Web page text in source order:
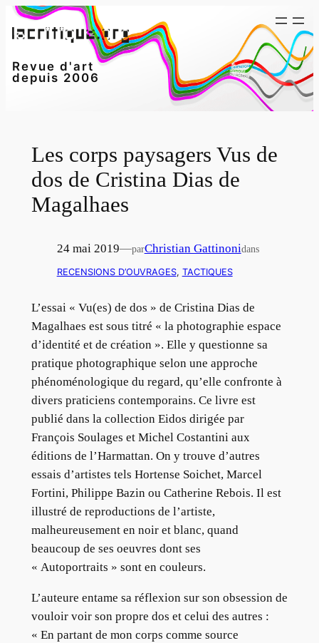
Aller
au
Revue d'art
depuis 2006
Les corps paysagers Vus de
dos de Cristina Dias de
Magalhaes
24 mai 2019—parChristian Gattinonidans
RECENSIONS D’OUVRAGES, TACTIQUES
L’essai « Vu(es) de dos » de Cristina Dias de
Magalhaes est sous titré « la photographie espace
d’identité et de création ». Elle y questionne sa
pratique photographique selon une approche
phénoménologique du regard, qu’elle confronte à
divers praticiens contemporains. Ce livre est
publié dans la collection Eidos dirigée par
François Soulages et Michel Costantini aux
éditions de l’Harmattan. On y trouve d’autres
essais d’artistes tels Hortense Soichet, Marcel
Fortini, Philippe Bazin ou Catherine Rebois. Il est
illustré de reproductions de l’artiste,
malheureusement en noir et blanc, quand
beaucoup de ses oeuvres dont ses
« Autoportraits » sont en couleurs.
L’auteure entame sa réflexion sur son obsession de
vouloir voir son propre dos et celui des autres :
« En partant de mon corps comme source